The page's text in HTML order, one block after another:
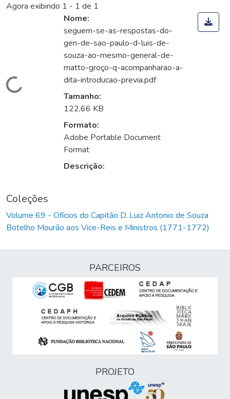
Agora exibindo 1 - 1 de 1
Carregando...
Nome:
seguem-se-as-respostas-do-
gen-de-sao-paulo-d-luis-de-
souza-ao-mesmo-general-de-
matto-groço-q-acompanharao-a-
dita-introducao-previa.pdf
Tamanho:
122,66 KB
Formato:
Adobe Portable Document
Format
Descrição:
Coleções
Volume 69 - Ofícios do Capitão D. Luiz Antonio de Souza
Botelho Mourão aos Vice-Reis e Ministros (1771-1772)
PARCEIROS
PROJETO